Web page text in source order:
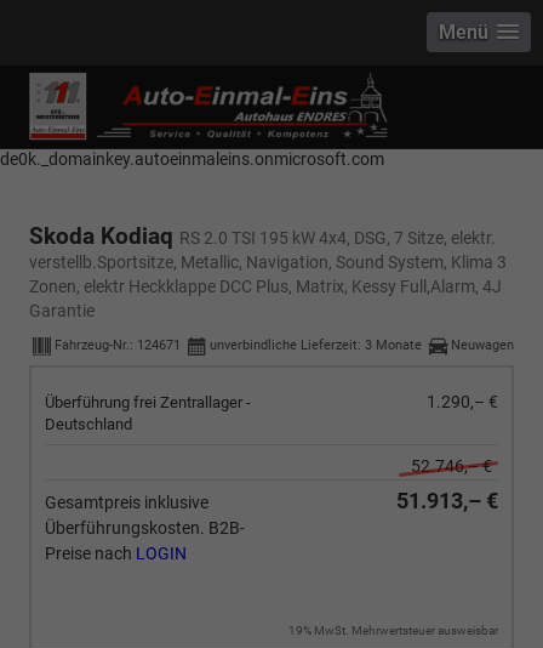
------------ Host Name : selector1._domainkey Points to address or value:
selector1-aee-de0k._domainkey.autoeinmaleins.onmicrosoft.com Host
Name : selector2._domainkey Points to address or value: selector2-aee-
de0k._domainkey.autoeinmaleins.onmicrosoft.com
Menü
Skoda Kodiaq RS 2.0 TSI 195 kW 4x4, DSG, 7 Sitze, elektr.
verstellb.Sportsitze, Metallic, Navigation, Sound System, Klima 3
Zonen, elektr Heckklappe DCC Plus, Matrix, Kessy Full,Alarm, 4J
Garantie
Fahrzeug-Nr.: 124671 unverbindliche Lieferzeit: 3 Monate Neuwagen
Überführung frei Zentrallager -
Deutschland
1.290,– €
52.746,– €
Gesamtpreis inklusive
Überführungskosten. B2B-
Preise nach LOGIN
51.913,– €
19% MwSt. Mehrwertsteuer ausweisbar